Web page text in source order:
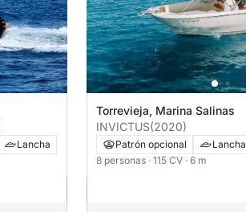
Lancha
Torrevieja, Marina Salinas
INVICTUS(2020)
Patrón opcional
Lancha
8 personas · 115 CV · 6 m